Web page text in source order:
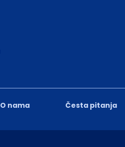
O nama Česta pitanja